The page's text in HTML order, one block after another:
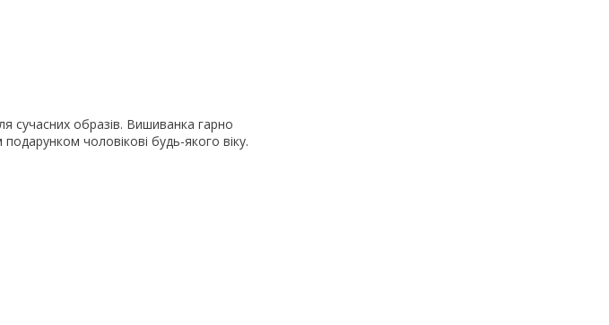
сучасних образів. Вишиванка гарно
чоловікові будь-якого віку.